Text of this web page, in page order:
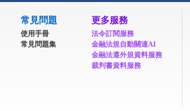
常見問題
使用手冊
常見問題集
更多服務
法令訂閱服務
金融法規自動關連AI
金融法遵外規資料服務
裁判書資料服務